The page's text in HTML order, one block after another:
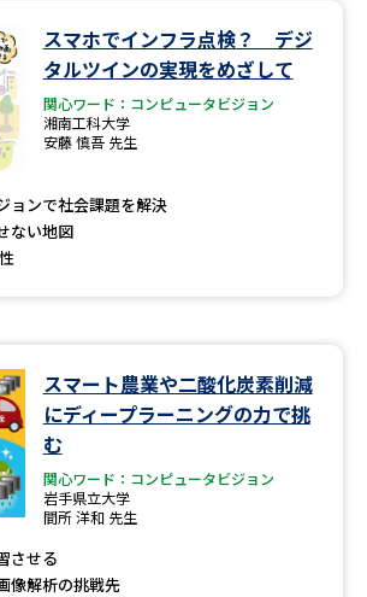
格認定
大学研究
特徴を調べる
ージ
新学年スタート号特集ページ
（高2生用）
スマホでインフラ点検？ デジ
タルツインの実現をめざして
関心ワード：コンピュータビジョン
湘南工科大学
安藤 慎吾 先生
ョンで社会課題を解決
ない地図
スマート農業や二酸化炭素削減
にディープラーニングの力で挑
む
関心ワード：コンピュータビジョン
岩手県立大学
間所 洋和 先生
させる
像解析の挑戦先